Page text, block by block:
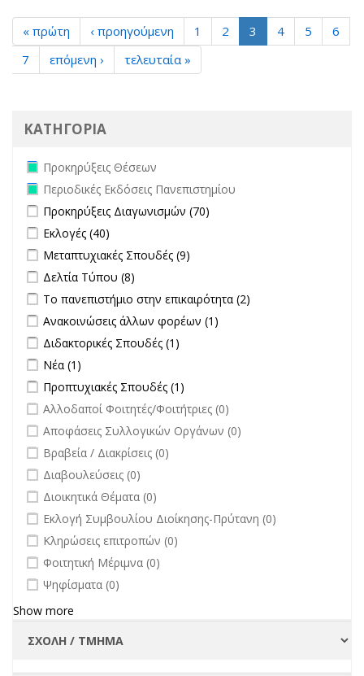
« πρώτη ‹ προηγούμενη 1 2 3 4 5
6
7
επόμενη › τελευταία »
ΚΑΤΗΓΟΡΙΑ
Remove Προκηρύξεις Θέσεων filter
Προκηρύξεις Θέσεων
Remove Περιοδικές Εκδόσεις Πανεπιστημίου filter
Περιοδικές Εκδόσεις Πανεπιστημίου
Apply Προκηρύξεις Διαγωνισμών filter
Προκηρύξεις Διαγωνισμών (70)
Apply Εκλογές filter
Εκλογές (40)
Apply Μεταπτυχιακές Σπουδές filter
Μεταπτυχιακές Σπουδές (9)
Apply Δελτία Τύπου filter
Δελτία Τύπου (8)
Apply Το πανεπιστήμιο στην επικαιρότητα filter
Το πανεπιστήμιο στην επικαιρότητα (2)
Apply Ανακοινώσεις άλλων φορέων filter
Ανακοινώσεις άλλων φορέων (1)
Apply Διδακτορικές Σπουδές filter
Διδακτορικές Σπουδές (1)
Apply Νέα filter
Νέα (1)
Apply Προπτυχιακές Σπουδές filter
Προπτυχιακές Σπουδές (1)
undefined
Αλλοδαποί Φοιτητές/Φοιτήτριες (0)
undefined
Αποφάσεις Συλλογικών Οργάνων (0)
undefined
Βραβεία / Διακρίσεις (0)
undefined
Διαβουλεύσεις (0)
undefined
Διοικητικά Θέματα (0)
undefined
Εκλογή Συμβουλίου Διοίκησης-Πρύτανη (0)
undefined
Κληρώσεις επιτροπών (0)
undefined
Φοιτητική Μέριμνα (0)
undefined
Ψηφίσματα (0)
Show more